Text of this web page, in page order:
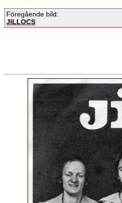
Föregående bild:
JILLOCS